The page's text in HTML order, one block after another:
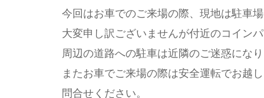
今回はお車でのご来場の際、現地は駐車
大変申し訳ございませんが付近のコイン
周辺の道路への駐車は近隣のご迷惑にな
またお車でご来場の際は安全運転でお越
問合せください。